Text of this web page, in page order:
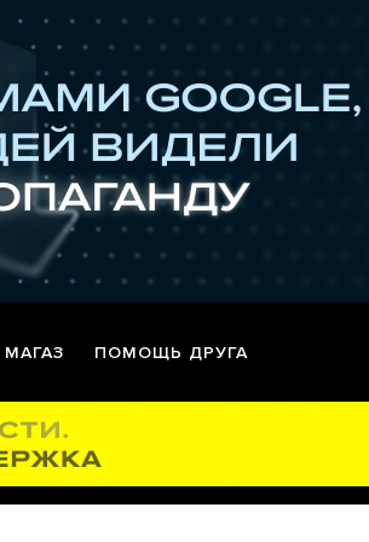
МАГАЗ ПОМОЩЬ ДРУГА